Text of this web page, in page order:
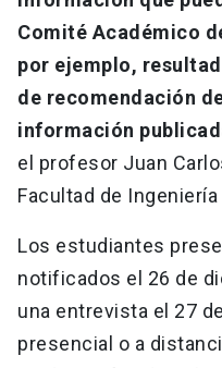
Comité Académico
por ejemplo,
de recomendación
información
el profesor Juan
Facultad de Ingeniería
Los estudiantes
notificados el 26 de
una entrevista el 27
presencial o a